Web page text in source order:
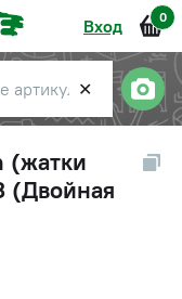
Вход 0
✕
(жатки